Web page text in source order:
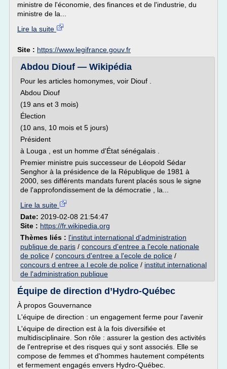
ministre de l'économie, des finances et de l'industrie, du
ministre de la...
Lire la suite
Site : https://www.legifrance.gouv.fr
Abdou Diouf — Wikipédia
Pour les articles homonymes, voir Diouf .
Abdou Diouf
(19 ans et 3 mois)
Élection
(10 ans, 10 mois et 5 jours)
Président
à Louga , est un homme d'État sénégalais .
Premier ministre puis successeur de Léopold Sédar
Senghor à la présidence de la République de 1981 à
2000, ses différents mandats furent placés sous le signe
de l'approfondissement de la démocratie , la...
Lire la suite
Date: 2019-02-08 21:54:47
Site : https://fr.wikipedia.org
Thèmes liés : l'institut international d'administration
publique de paris / concours d'entree a l'ecole nationale
de police / concours d'entree a l'ecole de police /
concours d entree a l ecole de police / institut international
de l'administration publique
Équipe de direction d’Hydro-Québec
À propos Gouvernance
L'équipe de direction : un engagement ferme pour l'avenir
L'équipe de direction est à la fois diversifiée et
multidisciplinaire. Son rôle : assurer la gestion des activités
de l'entreprise et des risques qui y sont associés. Elle se
compose de femmes et d'hommes hautement compétents
et fermement engagés envers Hydro-Québec.